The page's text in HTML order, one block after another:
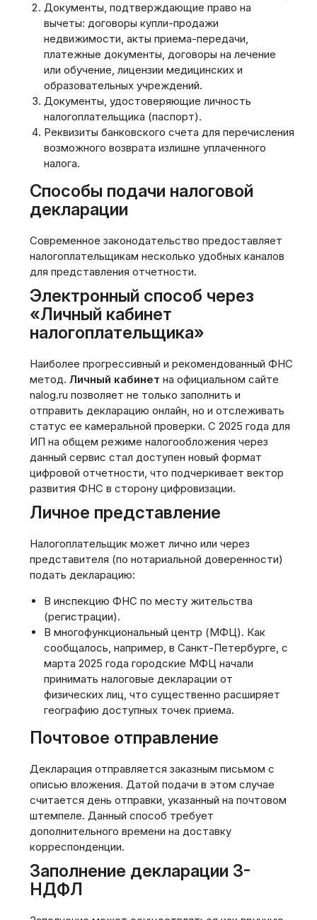
Документы, подтверждающие право на
вычеты: договоры купли-продажи
недвижимости, акты приема-передачи,
платежные документы, договоры на лечение
или обучение, лицензии медицинских и
образовательных учреждений.
Документы, удостоверяющие личность
налогоплательщика (паспорт).
Реквизиты банковского счета для перечисления
возможного возврата излишне уплаченного
налога.
Способы подачи налоговой
декларации
Современное законодательство предоставляет
налогоплательщикам несколько удобных каналов
для представления отчетности.
Электронный способ через
«Личный кабинет
налогоплательщика»
Наиболее прогрессивный и рекомендованный ФНС
метод. Личный кабинет на официальном сайте
nalog.ru позволяет не только заполнить и
отправить декларацию онлайн, но и отслеживать
статус ее камеральной проверки. С 2025 года для
ИП на общем режиме налогообложения через
данный сервис стал доступен новый формат
цифровой отчетности, что подчеркивает вектор
развития ФНС в сторону цифровизации.
Личное представление
Налогоплательщик может лично или через
представителя (по нотариальной доверенности)
подать декларацию:
В инспекцию ФНС по месту жительства
(регистрации).
В многофункциональный центр (МФЦ). Как
сообщалось, например, в Санкт-Петербурге, с
марта 2025 года городские МФЦ начали
принимать налоговые декларации от
физических лиц, что существенно расширяет
географию доступных точек приема.
Почтовое отправление
Декларация отправляется заказным письмом с
описью вложения. Датой подачи в этом случае
считается день отправки, указанный на почтовом
штемпеле. Данный способ требует
дополнительного времени на доставку
корреспонденции.
Заполнение декларации 3-
НДФЛ